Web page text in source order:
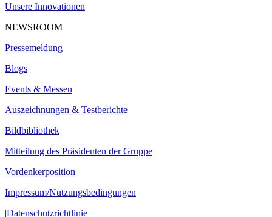
Unsere Innovationen
NEWSROOM
Pressemeldung
Blogs
Events & Messen
Auszeichnungen & Testberichte
Bildbibliothek
Mitteilung des Präsidenten der Gruppe
Vordenkerposition
Impressum/Nutzungsbedingungen
|Datenschutzrichtlinie